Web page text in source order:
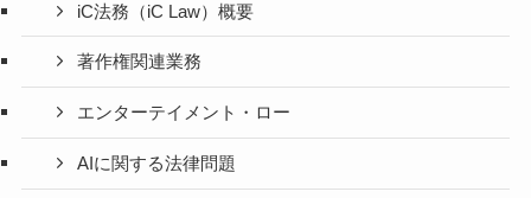
iC法務（iC Law）概要
著作権関連業務
エンターテイメント・ロー
AIに関する法律問題